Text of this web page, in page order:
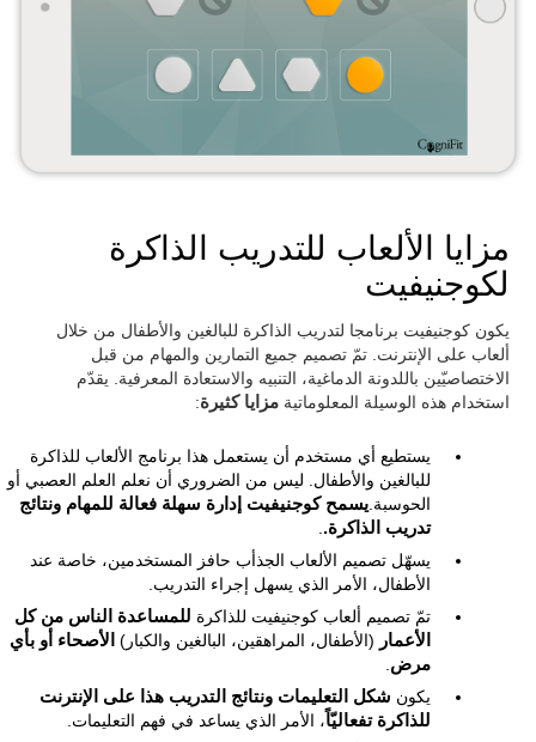
مزايا الألعاب للتدريب الذاكرة
لكوجنيفيت
يكون كوجنيفيت برنامجا لتدريب الذاكرة للبالغين والأطفال من خلال
ألعاب على الإنترنت. تمّ تصميم جميع التمارين والمهام من قبل
الاختصاصيّين باللدونة الدماغية، التنبيه والاستعادة المعرفية. يقدّم
استخدام هذه الوسيلة المعلوماتيةمزايا كثيرة:
يستطيع أي مستخدم أن يستعمل هذا برنامج الألعاب للذاكرة
للبالغين والأطفال. ليس من الضروري أن نعلم العلم العصبي أو
الحوسبة.يسمح كوجنيفيت إدارة سهلة فعالة للمهام ونتائج
تدريب الذاكرة..
يسهّل تصميم الألعاب الجذأب حافز المستخدمين، خاصة عند
الأطفال، الأمر الذي يسهل إجراء التدريب.
تمّ تصميم ألعاب كوجنيفيت للذاكرة للمساعدة الناس من كل
الأعمار (الأطفال، المراهقين، البالغين والكبار) الأصحاء أو بأي
مرض.
يكون شكل التعليمات ونتائج التدريب هذا على الإنترنت
للذاكرة تفعاليّاً، الأمر الذي يساعد في فهم التعليمات.